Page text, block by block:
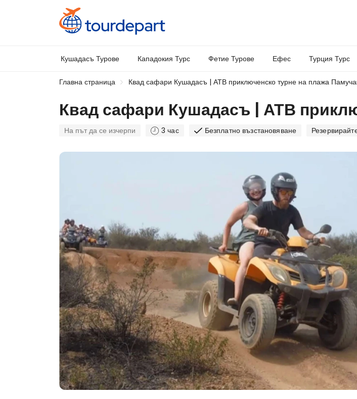
Кушадасъ Турове Кападокия Турс Фетие Турове Ефес Турция Турс
Главна страница Квад сафари Кушадасъ | АТВ приключенско турне на плажа
Квад сафари Кушадасъ | АТВ
На път да се изчерпи 3 час Безплатно възстановяване